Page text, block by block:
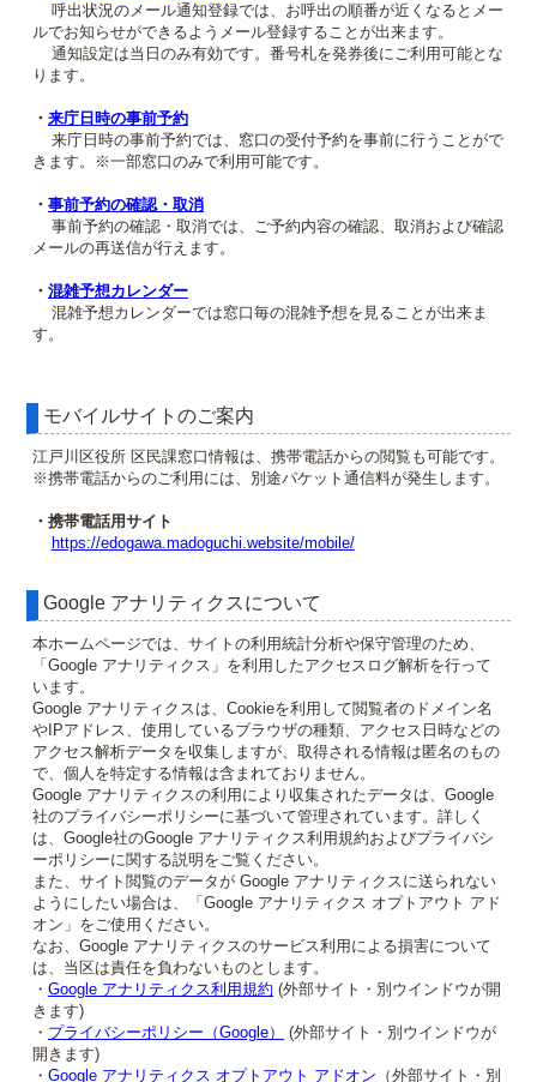
呼出状況のメール通知登録では、お呼出の順番が近くなるとメー
ルでお知らせができるようメール登録することが出来ます。
通知設定は当日のみ有効です。番号札を発券後にご利用可能とな
ります。
・ 来庁日時の事前予約
来庁日時の事前予約では、窓口の受付予約を事前に行うことがで
きます。※一部窓口のみで利用可能です。
・ 事前予約の確認・取消
事前予約の確認・取消では、ご予約内容の確認、取消および確認
メールの再送信が行えます。
・ 混雑予想カレンダー
混雑予想カレンダーでは窓口毎の混雑予想を見ることが出来ま
す。
モバイルサイトのご案内
江戸川区役所 区民課窓口情報は、携帯電話からの閲覧も可能です。
※携帯電話からのご利用には、別途パケット通信料が発生します。
・携帯電話用サイト
https://edogawa.madoguchi.website/mobile/
Google アナリティクスについて
本ホームページでは、サイトの利用統計分析や保守管理のため、
「Google アナリティクス」を利用したアクセスログ解析を行って
います。
Google アナリティクスは、Cookieを利用して閲覧者のドメイン名
やIPアドレス、使用しているブラウザの種類、アクセス日時などの
アクセス解析データを収集しますが、取得される情報は匿名のもの
で、個人を特定する情報は含まれておりません。
Google アナリティクスの利用により収集されたデータは、Google
社のプライバシーポリシーに基づいて管理されています。詳しく
は、Google社のGoogle アナリティクス利用規約およびプライバシ
ーポリシーに関する説明をご覧ください。
また、サイト閲覧のデータが Google アナリティクスに送られない
ようにしたい場合は、「Google アナリティクス オプトアウト アド
オン」をご使用ください。
なお、Google アナリティクスのサービス利用による損害について
は、当区は責任を負わないものとします。
・ Google アナリティクス利用規約 (外部サイト・別ウインドウが開
きます)
・ プライバシーポリシー（Google）
(外部サイト・別ウインドウが
開きます)
・ Google アナリティクス オプトアウト アドオン （外部サイト・別